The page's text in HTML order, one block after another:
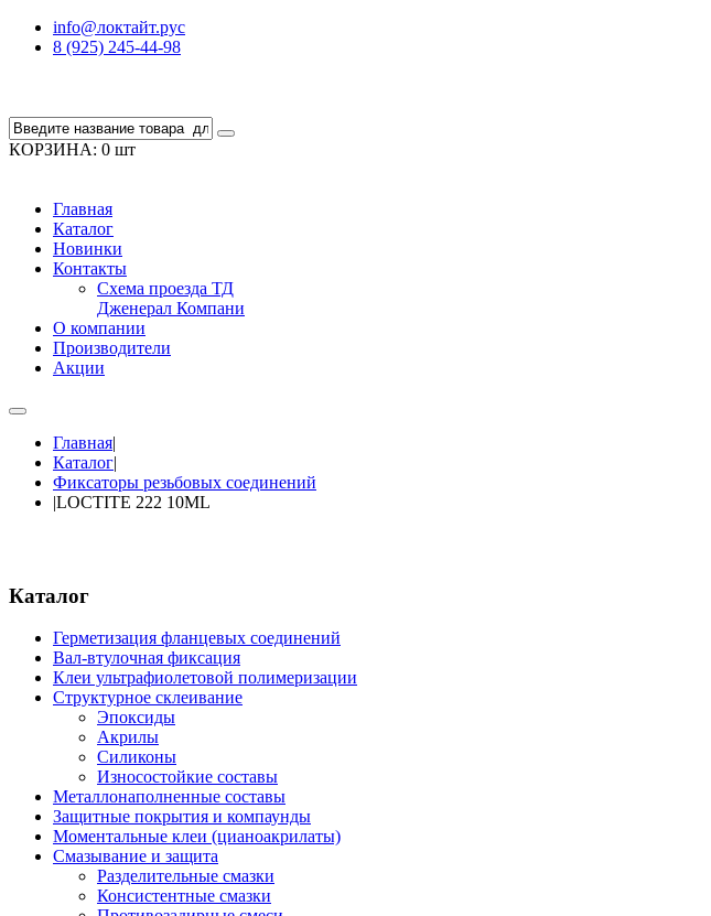
info@локтайт.рус
8 (925) 245-44-98
КОРЗИНА: 0 шт
Главная
Каталог
Новинки
Контакты
Схема проезда ТД
Дженерал Компани
О компании
Производители
Акции
Главная|
Каталог|
Фиксаторы резьбовых соединений
|LOCTITE 222 10ML
Каталог
Герметизация фланцевых соединений
Вал-втулочная фиксация
Клеи ультрафиолетовой полимеризации
Структурное склеивание
Эпоксиды
Акрилы
Силиконы
Износостойкие составы
Металлонаполненные составы
Защитные покрытия и компаунды
Моментальные клеи (цианоакрилаты)
Смазывание и защита
Разделительные смазки
Консистентные смазки